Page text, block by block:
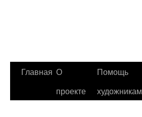
Главная О
проекте
Помощь
художникам